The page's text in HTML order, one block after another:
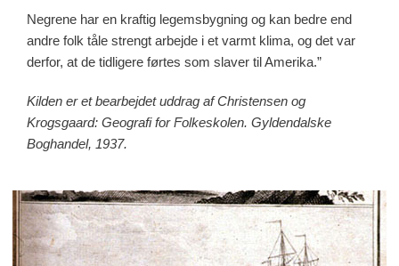
Negrene har en kraftig legemsbygning og kan bedre end
andre folk tåle strengt arbejde i et varmt klima, og det var
derfor, at de tidligere førtes som slaver til Amerika.”
Kilden er et bearbejdet uddrag af Christensen og
Krogsgaard: Geografi for Folkeskolen. Gyldendalske
Boghandel, 1937.